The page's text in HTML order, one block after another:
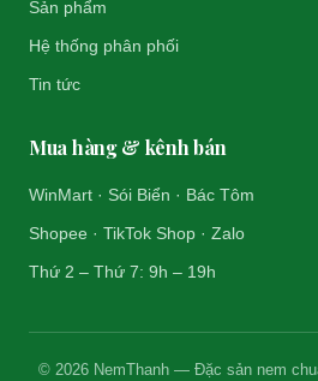
Sản phẩm
Hệ thống phân phối
Tin tức
Mua hàng & kênh bán
WinMart · Sói Biển · Bác Tôm
Shopee · TikTok Shop · Zalo
Thứ 2 – Thứ 7: 9h – 19h
© 2026 NemThanh — Đặc sản nem